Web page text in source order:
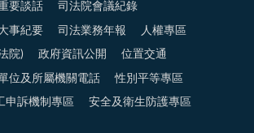
要談話 司法院會議紀錄
事紀要 司法業務年報 人權專區
院) 政府資訊公開 位置交通
位及所屬機關電話 性別平等專區
申訴機制專區 安全及衛生防護專區